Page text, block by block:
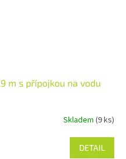
m s přípojkou na vodu
Skladem (9 ks)
DETAIL